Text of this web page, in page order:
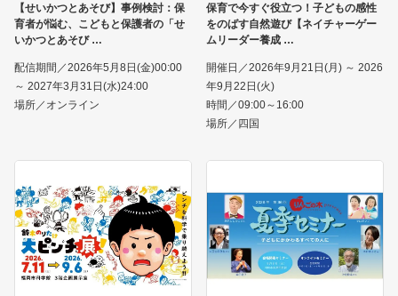
【せいかつとあそび】事例検討：保
育者が悩む、こどもと保護者の「せ
いかつとあそび
配信期間／2026年5月8日(金)00:00
～ 2027年3月31日(水)24:00
場所／オンライン
保育で今すぐ役立つ！子どもの感性
をのばす自然遊び【ネイチャーゲー
ムリーダー養成
開催日／2026年9月21日(月) ～ 2026
年9月22日(火)
時間／09:00～16:00
場所／四国